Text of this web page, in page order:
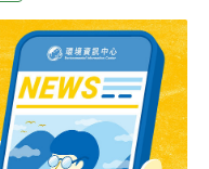
法捕撈的大小，而11
灣變暖的影響也仍令他
價持續穩定，新鮮生
局表示業界仍然強
。